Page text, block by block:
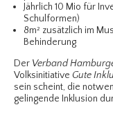
Jährlich 10 Mio für
Schulformen)
8m² zusätzlich im
Behinderung
Der Verband
Volksinitiative Gute
sein scheint, die
gelingende Inklusion